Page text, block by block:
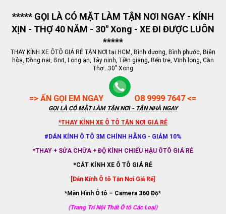
***** GỌI LÀ CÓ MẶT LÀM TẬN NƠI NGAY - KÍNH
XỊN - THỢ 40 NĂM - 30" Xong - XE ĐI ĐƯỢC LUÔN
*****
THAY KÍNH XE ÔTÔ GIÁ RẺ TẬN NƠI tại HCM, Bình dương, Bình phước, Biên
hòa, Đồng nai, Brvt, Long an, Tây ninh, Tiền giang, Bến tre, Vĩnh long, Cần
Thơ...30" Xong
=> ẤN GỌI EM NGAY O8 9999 7647 <=
GỌI LÀ CÓ MẶT LÀM TẬN NƠI - TẬN NHÀ NGAY
*THAY KÍNH XE Ô TÔ TẬN NƠI GIÁ RẺ
#DÁN KÍNH Ô TÔ 3M CHÍNH HÃNG - GIẢM 10%
*THAY + SỬA CHỮA + ĐỘ KÍNH CHIẾU HẬU ÔTÔ GIÁ RẺ
*CẮT KÍNH XE Ô TÔ GIÁ RẺ
[Dán Kính Ô tô Tận Nơi Giá Rẻ]
*Màn Hình Ô tô – Camera 360 Độ*
(Trang Trí Nội Thất Ô tô Các Loại)